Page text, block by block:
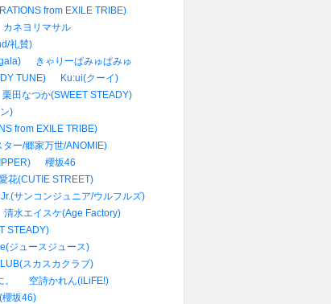
from EXILE TRIBE)
カネヨリマサル
礼賛)
きゃりーぱみゅぱみゅ
TUNE)
Ku:ui(クーイ)
栗田なつか(SWEET STEADY)
)
from EXILE TRIBE)
ター/郷家万世/ANOMIE)
櫻坂46
花(CUTIE STREET)
サンコンジュニア/ウルフルズ)
清水エイスケ(Age Factory)
STEADY)
ジュースジュース)
スカスカクラブ)
空詩かれん(iLiFE!)
櫻坂46)